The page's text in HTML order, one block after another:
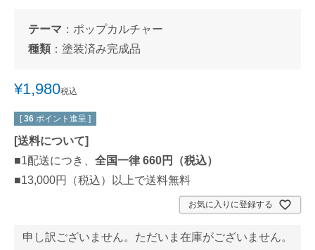
テーマ ： ポップカルチャー
種類 ： 塗装済み完成品
¥1,980税込
[ 36 ポイント進呈 ]
[送料について]
■1配送につき、 全国一律 660円（税込）
■13,000円（税込）以上で送料無料
お気に入りに登録する
申し訳ございません。ただいま在庫がございません。